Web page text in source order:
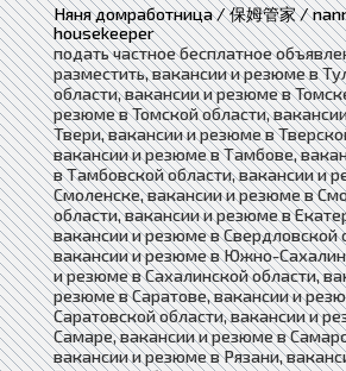
Няня домработница / 保姆管家 /
housekeeper
подать частное бесплатное
разместить, вакансии и резюме в
области, вакансии и резюме в
резюме в Томской области,
Твери, вакансии и резюме в
вакансии и резюме в Тамбове,
в Тамбовской области, вакансии и
Смоленске, вакансии и резюме в
области, вакансии и резюме в
вакансии и резюме в Свердловской
вакансии и резюме в Южно-
и резюме в Сахалинской области,
резюме в Саратове, вакансии и
Саратовской области, вакансии и
Самаре, вакансии и резюме в
вакансии и резюме в Рязани,